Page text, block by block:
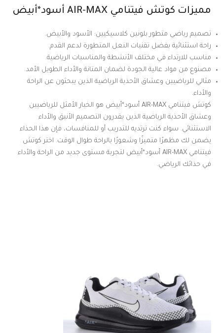
مميزات كوتش فيتنامي AIR-MAX أسود*أبيض
تصميم رياضي متطور بلونين كلاسيكيين: الأسود والأبيض.
راحة استثنائية بفضل تقنيات النعل المتطورة لدعم القدم.
مناسب للارتداء في مختلف الأنشطة والمناسبات الرياضية.
مصنوع من مواد عالية الجودة لضمان المتانة والأداء الطويل الأمد.
مثالي للرياضيين وعشاق الأحذية الرياضية الذين يبحثون عن الراحة
والأداء.
كوتش فيتنامي AIR-MAX أسود*أبيض هو الخيار الأمثل للرياضيين
وعشاق الأحذية الرياضية الذين يقدرون التصميم الأنيق والأداء
الاستثنائي. سواء كنت ترتديه للتدريب أو للمنافسات، فإن هذا الحذاء
يضمن لك مظهرًا متميزًا وشعورًا بالراحة طوال الوقت. اختر كوتش
فيتنامي AIR-MAX أسود*أبيض لتجربة مستوى جديد من الراحة والأداء
في حذائك الرياضي.